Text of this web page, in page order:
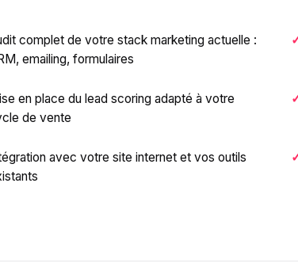
complet de votre stack marketing actuelle :
emailing, formulaires
en place du lead scoring adapté à votre
de vente
avec votre site internet et vos outils